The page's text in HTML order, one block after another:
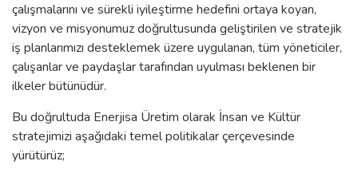
çalışmalarını ve sürekli iyileştirme hedefini ortaya koyan,
vizyon ve misyonumuz doğrultusunda geliştirilen ve stratejik
iş planlarımızı desteklemek üzere uygulanan, tüm yöneticiler,
çalışanlar ve paydaşlar tarafından uyulması beklenen bir
ilkeler bütünüdür.
Bu doğrultuda Enerjisa Üretim olarak İnsan ve Kültür
stratejimizi aşağıdaki temel politikalar çerçevesinde
yürütürüz;